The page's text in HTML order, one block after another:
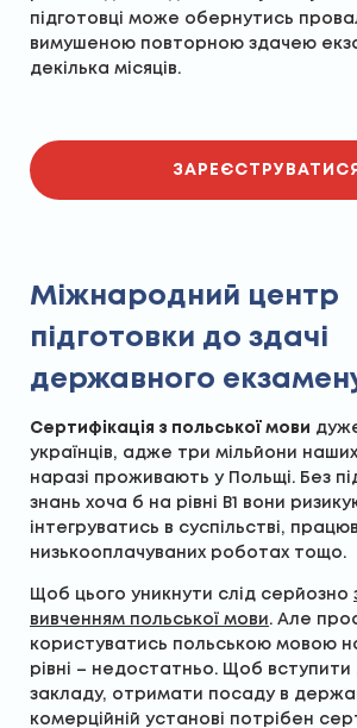
підготовці може обернутись
вимушеною повторною здачею
декілька місяців.
ЗАРЕЄСТРУВАТИСЯ
Міжнародний центр
підготовки до здачі
державного
Сертифікація з польської мови
українців, адже три мільйони
наразі проживають у Польщі. Без
знань хоча б на рівні В1 вони
інтегруватись в суспільстві,
низькооплачуваних роботах тощо.
Щоб цього уникнути слід серйозно
вивченням польської мови. Але
користуватись польською мовою
рівні – недостатньо. Щоб вступити
закладу, отримати посаду в
комерційній установі потрібен